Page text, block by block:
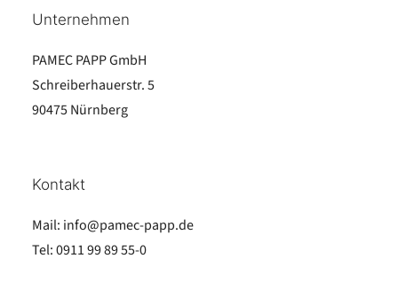
Unternehmen
PAMEC PAPP GmbH
Schreiberhauerstr. 5
90475 Nürnberg
Kontakt
Mail: info@pamec-papp.de
Tel:0911 99 89 55-0